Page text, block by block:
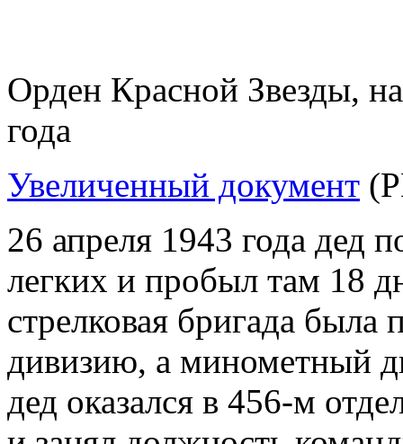
Орден Красной Звезды,
года
Увеличенный документ
26 апреля 1943 года дед
легких и пробыл там 18
стрелковая бригада была
дивизию, а минометный
дед оказался в 456-м